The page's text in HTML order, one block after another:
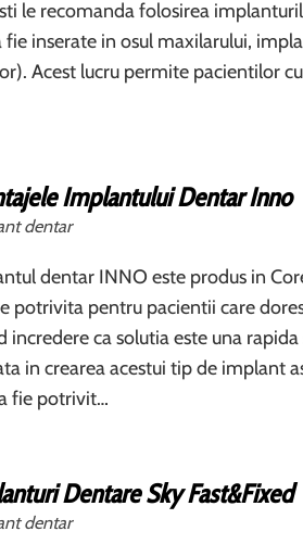
le recomanda folosirea
fie inserate in osul maxilarului,
Acest lucru permite pacientilor
Implantului Dentar Inno
dentar
dentar INNO este produs in
potrivita pentru pacientii care
incredere ca solutia este una
in crearea acestui tip de implant
fie potrivit…
Dentare Sky Fast&Fixed
dentar